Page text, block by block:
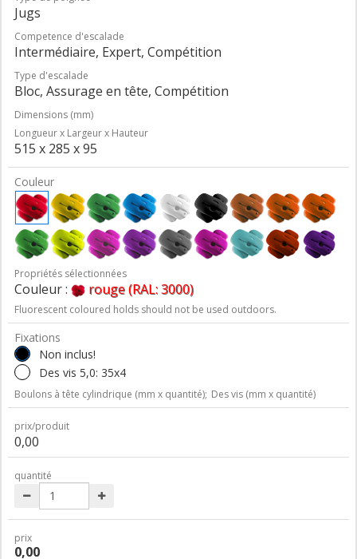
Jugs
Competence d'escalade
Intermédiaire, Expert, Compétition
Type d'escalade
Bloc, Assurage en tête, Compétition
Dimensions (mm)
Longueur x Largeur x Hauteur
515 x 285 x 95
Couleur
Propriétés sélectionnées
Couleur : rouge (RAL: 3000)
Fluorescent coloured holds should not be used outdoors.
Fixations
Non inclus!
Des vis 5,0: 35x4
Boulons à tête cylindrique (mm x quantité); Des vis (mm x quantité)
prix/produit
0,00
quantité
prix
0,00